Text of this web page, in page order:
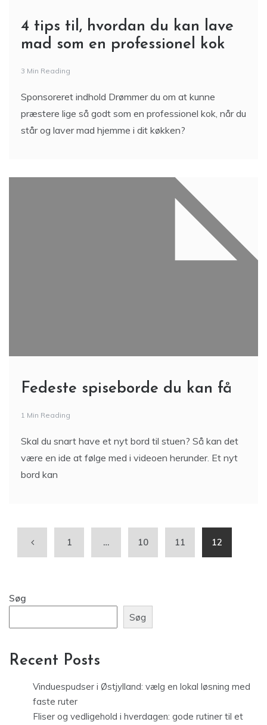
4 tips til, hvordan du kan lave
mad som en professionel kok
3 Min Reading
Sponsoreret indhold Drømmer du om at kunne
præstere lige så godt som en professionel kok, når du
står og laver mad hjemme i dit køkken?
Fedeste spiseborde du kan få
1 Min Reading
Skal du snart have et nyt bord til stuen? Så kan det
være en ide at følge med i videoen herunder. Et nyt
bord kan
1 … 10 11 12
Søg
Søg
Recent Posts
Vinduespudser i Østjylland: vælg en lokal løsning med
faste ruter
Fliser og vedligehold i hverdagen: gode rutiner til et